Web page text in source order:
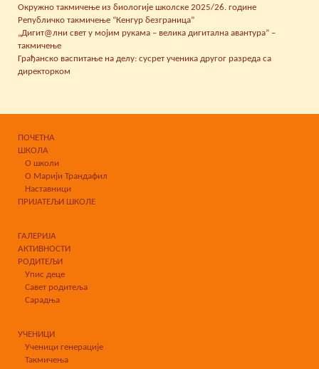
Окружно такмичење из биологије школске 2025/26. године
Републичко такмичење “Кенгур безграница”
„Дигит@лни свет у мојим рукама – велика дигитална авантура” –
такмичење
Грађанско васпитање на делу: сусрет ученика другог разреда са
директорком
ПОЧЕТНА
ШКОЛА
О школи
О Марији Трандафил
Наставници
ПРИЈАТЕЉИ ШКОЛЕ
ГАЛЕРИЈА
АКТИВНОСТИ
РОДИТЕЉИ
Упис деце
Савет родитеља
Сарадња
УЧЕНИЦИ
Ученици генерације
Такмичења